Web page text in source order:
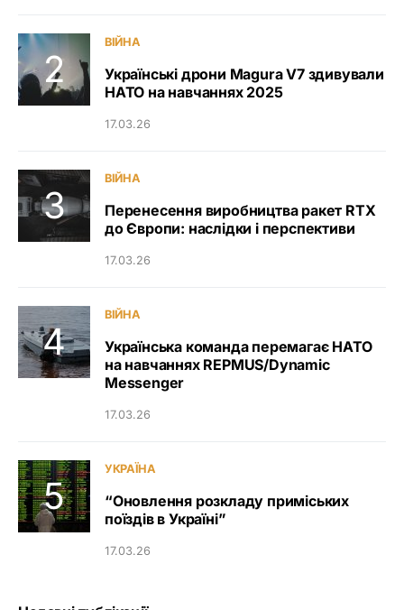
ВІЙНА
Українські дрони Magura V7 здивували
НАТО на навчаннях 2025
17.03.26
ВІЙНА
Перенесення виробництва ракет RTX
до Європи: наслідки і перспективи
17.03.26
ВІЙНА
Українська команда перемагає НАТО
на навчаннях REPMUS/Dynamic
Messenger
17.03.26
УКРАЇНА
“Оновлення розкладу приміських
поїздів в Україні”
17.03.26